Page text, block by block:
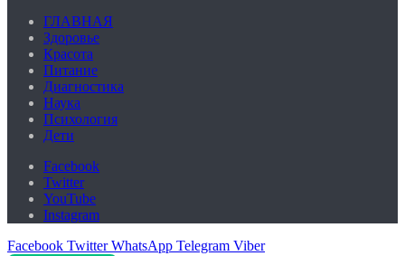
ГЛАВНАЯ
Здоровье
Красота
Питание
Диагностика
Наука
Психология
Дети
Facebook
Twitter
YouTube
Instagram
Facebook Twitter WhatsApp Telegram Viber